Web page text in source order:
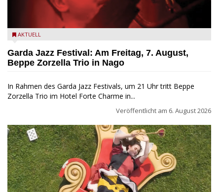
Beppe Zorzella Trio zu Gast beim Garda Jazz Festival
AKTUELL
Garda Jazz Festival: Am Freitag, 7. August,
Beppe Zorzella Trio in Nago
In Rahmen des Garda Jazz Festivals, um 21 Uhr tritt Beppe
Zorzella Trio im Hotel Forte Charme in...
Veröffentlicht am 6. August 2026